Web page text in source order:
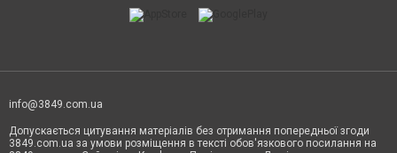
info@3849.com.ua
Допускається цитування матеріалів без отримання попередньої згоди
3849.com.ua за умови розміщення в тексті обов'язкового посилання на